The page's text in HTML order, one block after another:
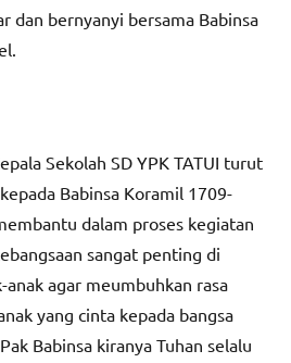
dan bernyanyi bersama Babinsa
Sekolah SD YPK TATUI turut
Babinsa Koramil 1709-
dalam proses kegiatan
sangat penting di
anak agar meumbuhkan rasa
yang cinta kepada bangsa
Babinsa kiranya Tuhan selalu